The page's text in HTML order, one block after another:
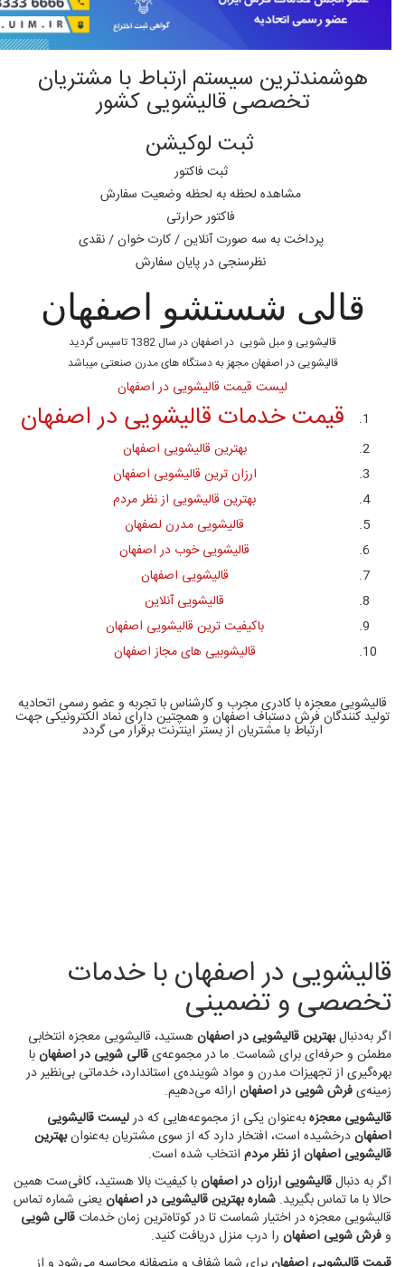
هوشمندترین سیستم ارتباط با مشتریان
تخصصی قالیشویی کشور
ثبت لوکیشن
ثبت فاکتور
مشاهده لحظه به لحظه وضعیت سفارش
فاکتور حرارتی
پرداخت به سه صورت آنلاین / کارت خوان / نقدی
نظرسنجی در پایان سفارش
قالی شستشو اصفهان
قالیشویی و مبل شویی در اصفهان در سال 1382 تاسیس گردید
قالیشویی در اصفهان مجهز به دستگاه های مدرن صنعتی میباشد
لیست قیمت قالیشویی در اصفهان
قیمت خدمات قالیشویی در اصفهان
بهترین قالیشویی اصفهان
ارزان ترین قالیشویی اصفهان
بهترین قالیشویی از نظر مردم
قالیشویی مدرن لصفهان
قالیشویی خوب در اصفهان
قالیشویی اصفهان
قالیشویی آنلاین
باکیفیت ترین قالیشویی اصفهان
قالیشوبیی های مجاز اصفهان
قالیشویی معجزه با کادری مجرب و کارشناس با تجربه و عضو رسمی اتحادیه
تولید کنندگان فرش دستباف اصفهان و همچتین دارای نماد الکترونیکی جهت
ارتباط با مشتریان از بستر اینترنت برقرار می گردد
قالیشویی در اصفهان با خدمات
تخصصی و تضمینی
اگر به‌دنبالبهترین قالیشویی در اصفهانهستید، قالیشویی معجزه انتخابی
مطمئن و حرفه‌ای برای شماست. ما در مجموعه‌یقالی شویی در اصفهانبا
بهره‌گیری از تجهیزات مدرن و مواد شوینده‌ی استاندارد، خدماتی بی‌نظیر در
زمینه‌یفرش شویی در اصفهان ارائه می‌دهیم.
قالیشویی معجزهبه‌عنوان یکی از مجموعه‌هایی که درلیست قالیشویی
اصفهاندرخشیده است، افتخار دارد که از سوی مشتریان به‌عنوانبهترین
قالیشویی اصفهان از نظر مردم انتخاب شده است.
اگر به دنبالقالیشویی ارزان در اصفهانبا کیفیت بالا هستید، کافی‌ست همین
حالا با ما تماس بگیرید. شماره بهترین قالیشویی در اصفهانیعنی شماره تماس
قالیشویی معجزه در اختیار شماست تا در کوتاه‌ترین زمان خدمات قالی شویی
وفرش شویی اصفهان را درب منزل دریافت کنید.